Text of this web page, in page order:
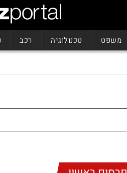
משפט טכנולוגיה רכב